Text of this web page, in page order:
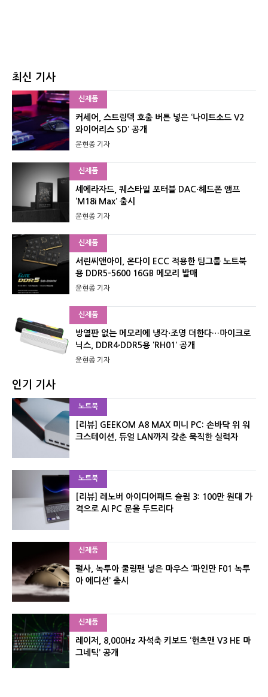
최신 기사
신제품
커세어, 스트림덱 호출 버튼 넣은 ‘나이트소드 V2
와이어리스 SD’ 공개
윤현종 기자
신제품
셰에라자드, 퀘스타일 포터블 DAC·헤드폰 앰프
‘M18i Max’ 출시
윤현종 기자
신제품
서린씨앤아이, 온다이 ECC 적용한 팀그룹 노트북
용 DDR5-5600 16GB 메모리 발매
윤현종 기자
신제품
방열판 없는 메모리에 냉각·조명 더한다…마이크로
닉스, DDR4·DDR5용 ‘RH01’ 공개
윤현종 기자
인기 기사
노트북
[리뷰] GEEKOM A8 MAX 미니 PC: 손바닥 위 워
크스테이션, 듀얼 LAN까지 갖춘 묵직한 실력자
노트북
[리뷰] 레노버 아이디어패드 슬림 3: 100만 원대 가
격으로 AI PC 문을 두드리다
신제품
펄사, 녹투아 쿨링팬 넣은 마우스 ‘파인만 F01 녹투
아 에디션’ 출시
신제품
레이저, 8,000Hz 자석축 키보드 ‘헌츠맨 V3 HE 마
그네틱’ 공개